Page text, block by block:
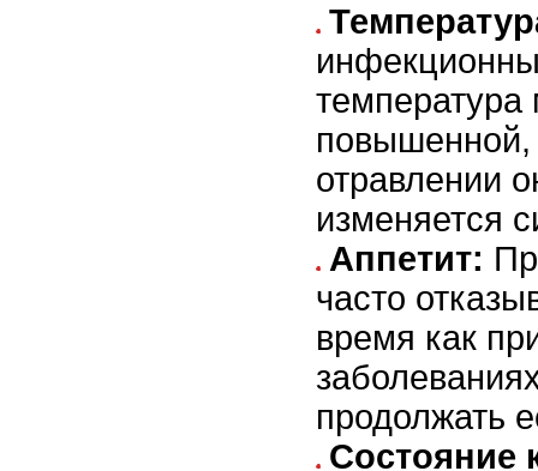
повышенной,
отравлении
изменяется
Аппетит:
часто
время как
продолжать
Состояние